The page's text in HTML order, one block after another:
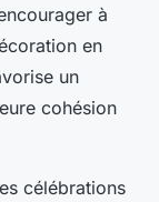
à
en
un
cohésion
célébrations